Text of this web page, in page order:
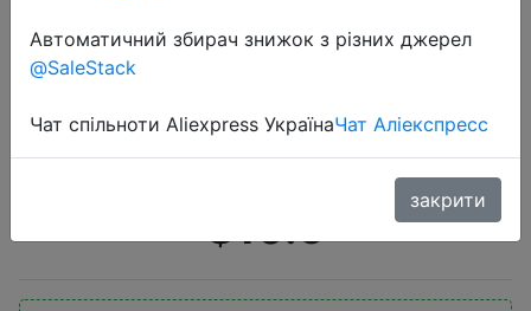
Portable Charging Poverbank
Mobile Phone External Battery
Xiaomi Mi
$10.5
Автоматичний збирач знижок з різних джерел
@SaleStack
Чат спільноти Aliexpress УкраїнаЧат Аліекспресс
закрити